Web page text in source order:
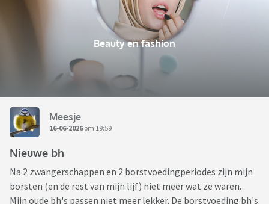
Beauty en fashion
Meesje
16-06-2026om 19:59
Nieuwe bh
Na 2 zwangerschappen en 2 borstvoedingperiodes zijn mijn
borsten (en de rest van mijn lijf) niet meer wat ze waren.
Mijn oude bh's passen niet meer lekker. De borstvoeding bh's